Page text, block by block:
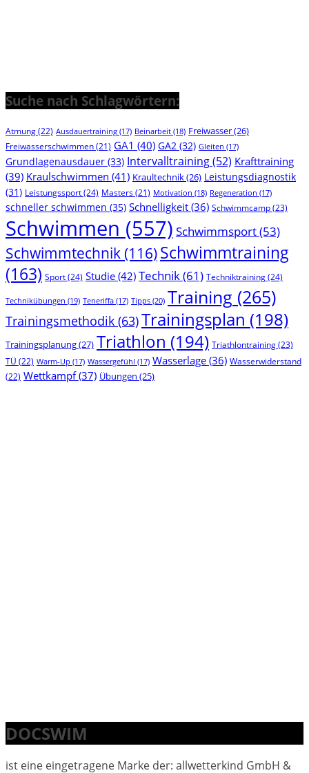
Suche nach Schlagwörtern:
Atmung(22) Ausdauertraining (17) Beinarbeit (18) Freiwasser(26)
Freiwasserschwimmen (21) GA1 (40) GA2 (32) Gleiten (17)
Grundlagenausdauer (33) Intervalltraining(52) Krafttraining
(39) Kraulschwimmen (41) Kraultechnik(26) Leistungsdiagnostik
(31) Leistungssport(24) Masters (21) Motivation (18) Regeneration (17)
schneller schwimmen (35) Schnelligkeit (36) Schwimmcamp(23)
Schwimmen (557) Schwimmsport(53)
Schwimmtechnik(116)Schwimmtraining
(163) Sport(24) Studie (42) Technik(61) Techniktraining(24)
Technikübungen (19) Teneriffa (17) Tipps (20) Training (265)
Trainingsmethodik (63)Trainingsplan (198)
Trainingsplanung(27) Triathlon (194) Triathlontraining(23)
TÜ (22) Warm-Up (17) Wassergefühl (17) Wasserlage (36) Wasserwiderstand
(22) Wettkampf(37) Übungen (25)
DOCSWIM
ist eine eingetragene Marke der: allwetterkind GmbH &